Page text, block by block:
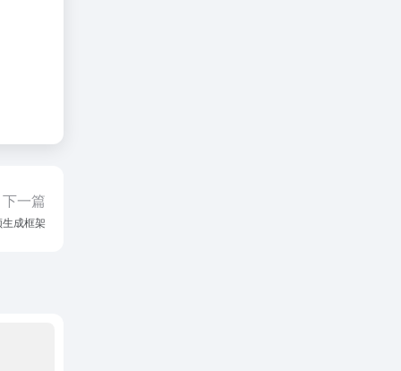
下一篇
成框架